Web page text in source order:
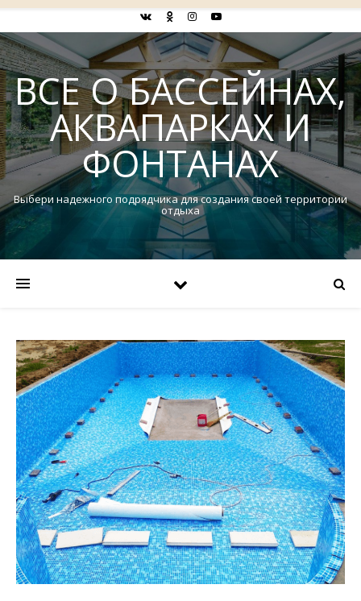
ВСЕ О БАССЕЙНАХ,
АКВАПАРКАХ И
ФОНТАНАХ
Выбери надежного подрядчика для создания своей территории
отдыха